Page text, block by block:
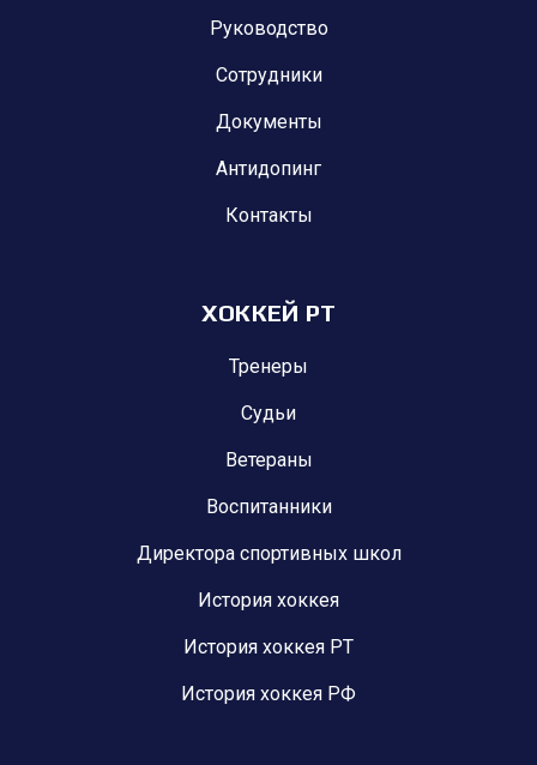
Руководство
Сотрудники
Документы
Антидопинг
Контакты
ХОККЕЙ РТ
Тренеры
Судьи
Ветераны
Воспитанники
Директора спортивных школ
История хоккея
История хоккея РТ
История хоккея РФ